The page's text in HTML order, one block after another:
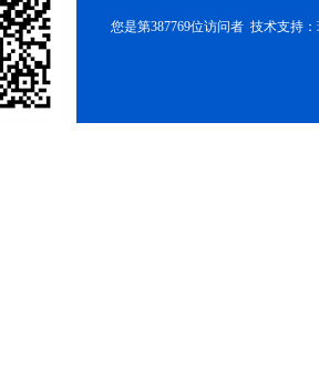
您是第387769位访问者 技术支持：